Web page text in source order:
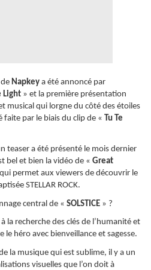
Napkey a été annoncé par
Light » et la première présentation
musical qui lorgne du côté des étoiles
faite par le biais du clip de « Tu Te
teaser a été présenté le mois dernier
bel et bien la vidéo de « Great
permet aux viewers de découvrir le
STELLAR ROCK.
central de « SOLSTICE » ?
la recherche des clés de l’humanité et
le héro avec bienveillance et sagesse.
la musique qui est sublime, il y a un
visuelles que l’on doit à